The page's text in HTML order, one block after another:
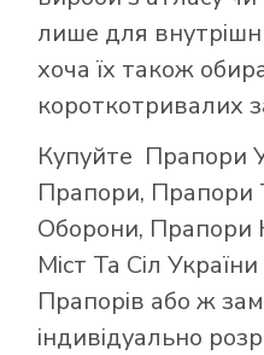
лише для
хоча їх також
короткотривалих
Купуйте Прапори
Прапори, Прапори
Оборони, Прапори
Міст Та Сіл України
Прапорів або ж
індивідуально